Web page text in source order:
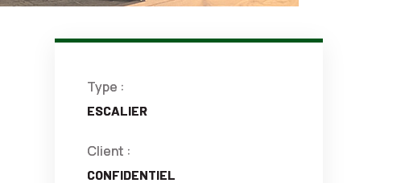
Type :
ESCALIER
Client :
CONFIDENTIEL